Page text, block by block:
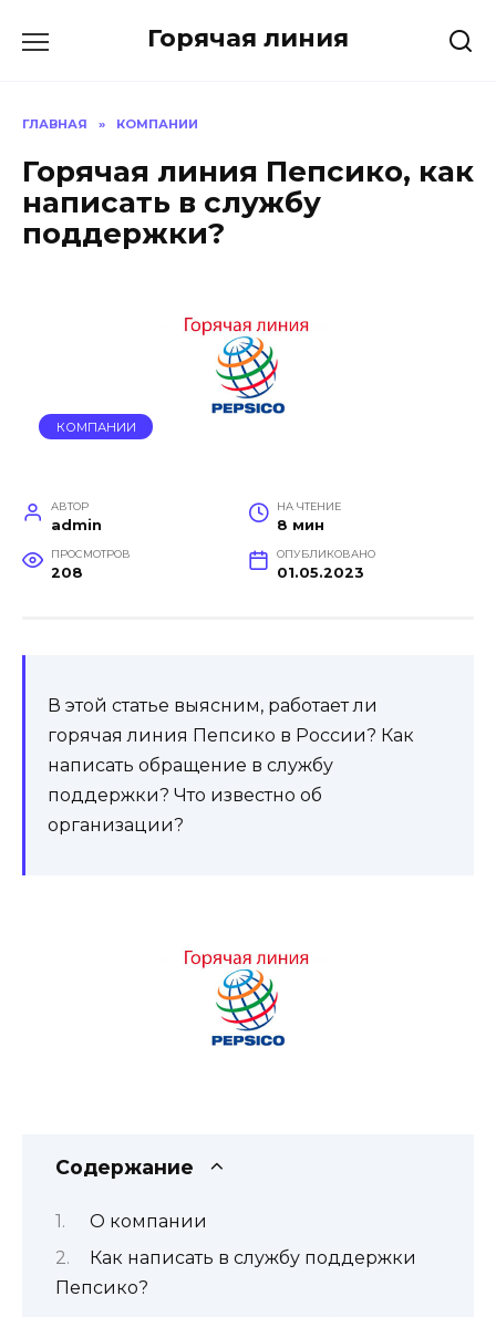
Горячая линия
ГЛАВНАЯ » КОМПАНИИ
Горячая линия Пепсико, как
написать в службу
поддержки?
КОМПАНИИ
АВТОР
admin
НА ЧТЕНИЕ
8 мин
ПРОСМОТРОВ
208
ОПУБЛИКОВАНО
01.05.2023
В этой статье выясним, работает ли
горячая линия Пепсико в России? Как
написать обращение в службу
поддержки? Что известно об
организации?
Содержание
О компании
Как написать в службу поддержки
Пепсико?